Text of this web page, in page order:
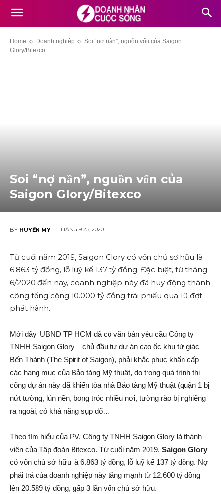
Home Doanh nghiệp
Soi “nợ nần”, nguồn vốn của Saigon
Glory/Bitexco
Soi “nợ nần”, nguồn vốn của
Saigon Glory/Bitexco
BY HUYỀN MY THÁNG 9 25, 2020
Từ cuối năm 2019, Saigon Glory có vốn chủ sở hữu là
6.863 tỷ đồng, lỗ luỹ kế 137 tỷ đồng. Đặc biệt, từ tháng
6/2020 đến nay, doanh nghiệp này đã huy động thành
công tổng cộng 10.000 tỷ đồng trái phiếu qua 10 đợt
phát hành.
Mới đây, UBND TP HCM đã có văn bản yêu cầu Công ty
TNHH Saigon Glory – chủ đầu tư dự án cao ốc khu tứ giác
Bến Thành (The Spirit of Saigon), phải khắc phục khẩ‌n cấ‌p
các hạng mục của Bảo tàng Mỹ thuật, do trong quá trình thi
công dự án này đã khiến tòa nhà Bảo tàng Mỹ thuật (quận 1 bị
nứt tường, lún nền, bong tróc nhiều nơi, tường rào bị nghiêng
ra ngoài, có khả năng sụp đổ…
Theo tìm hiểu của PV, Công ty TNHH Saigon Glory là thành
viên của Tập đoàn Bitexco. Từ cuối năm 2019, Saigon Glory
có vốn chủ sở hữu là 6.863 tỷ đồng, lỗ luỹ kế 137 tỷ đồng. Nợ
phải trả của doanh nghiệp này tăng mạnh từ 12.600 tỷ đồng
lên 20.589 tỷ đồng, gấp 3 lần vốn chủ sở hữu.